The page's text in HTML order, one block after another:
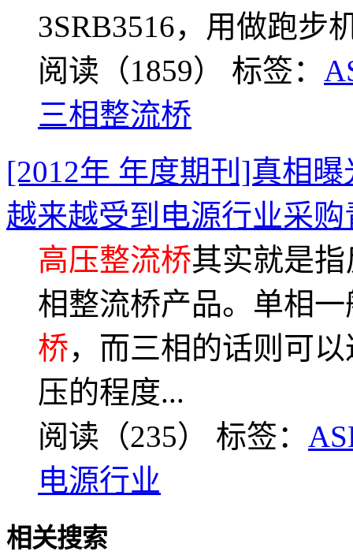
3SRB3516，用做跑
阅读（1859） 标签：
三相整流桥
[2012年 年度期刊]真相
越来越受到电源行业采购
高压整流桥其实就是
相整流桥产品。单相
桥，而三相的话则可
压的程度...
阅读（235） 标签：
电源行业
相关搜索